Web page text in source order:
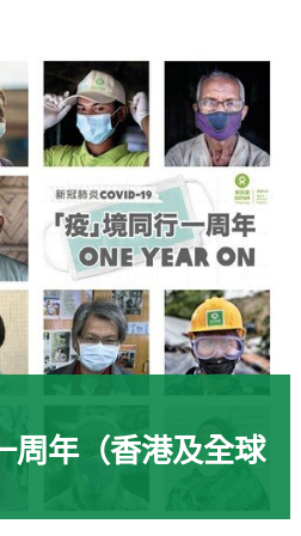
周年（香港及全球